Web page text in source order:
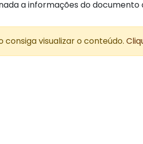
a informações do documento
consiga visualizar o conteúdo.